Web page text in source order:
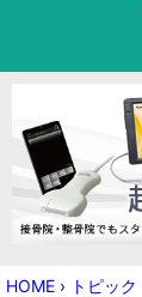
HOME
トピック
ニュース
HOME › トピック